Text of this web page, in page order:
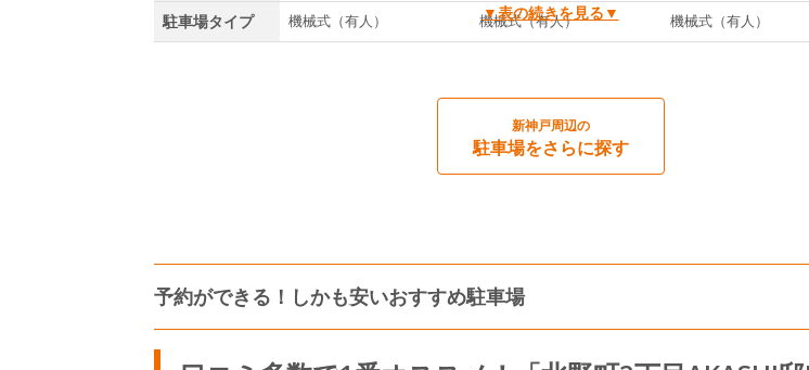
駐車場タイプ 機械式（有人） 機械式（有人） 機械式（有人）
▼表の続きを見る▼
新神戸周辺の
駐車場をさらに探す
予約ができる！しかも安いおすすめ駐車場